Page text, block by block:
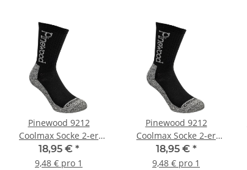
Pinewood 9212
Coolmax Socke 2-er
Pack 43-45
schwarz/grau
18,95 € *
9,48 € pro 1
Pinewood 9212
Coolmax Socke 2-er
Pack 37-39
schwarz/grau
18,95 € *
9,48 € pro 1